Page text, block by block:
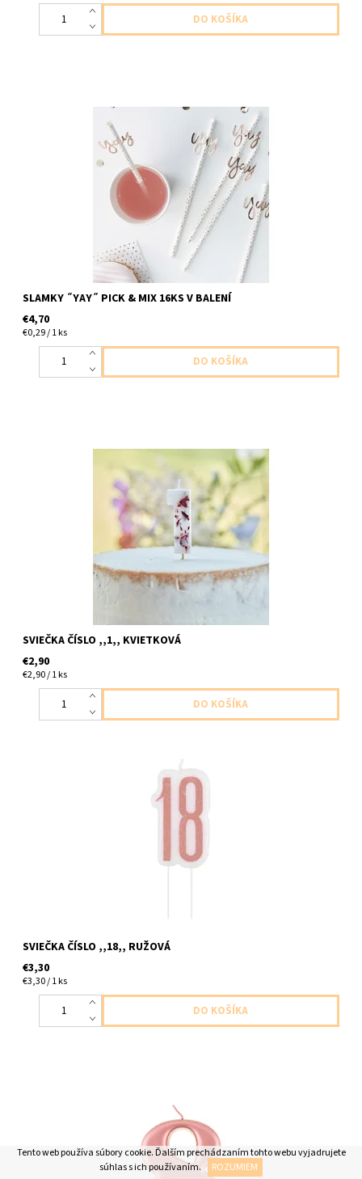
Papierové slamky biele s bodkami a napisom ,,jaj,, ruzovozlatej
16ks v baleni velkost 20cm
SLAMKY ˝YAY˝ PICK & MIX 16KS V BALENÍ
€4,70
€0,29 / 1 ks
sviečka číslo ,,1,, so zapustenými kvietkami v sviečke 1ks balení
SVIEČKA ČÍSLO ,,1,, KVIETKOVÁ
€2,90
€2,90 / 1 ks
sviečka číslo ,,18,, ruzova trblietava 1ks v baleni cca 7cm
SVIEČKA ČÍSLO ,,18,, RUŽOVÁ
€3,30
€3,30 / 1 ks
sviečka cislo ,,8,, zlato ruzova 1 ks v balení cca 7cm
Tento web používa súbory cookie. Ďalším prechádzaním tohto webu vyjadrujete
súhlas s ich používaním.
ROZUMIEM